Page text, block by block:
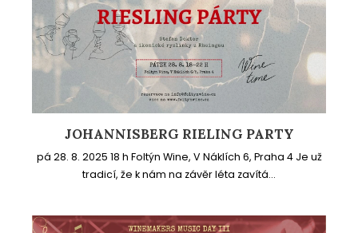
JOHANNISBERG RIELING PARTY
pá 28. 8. 2025 18 h Foltýn Wine, V Náklích 6, Praha 4 Je už
tradicí, že k nám na závěr léta zavítá...